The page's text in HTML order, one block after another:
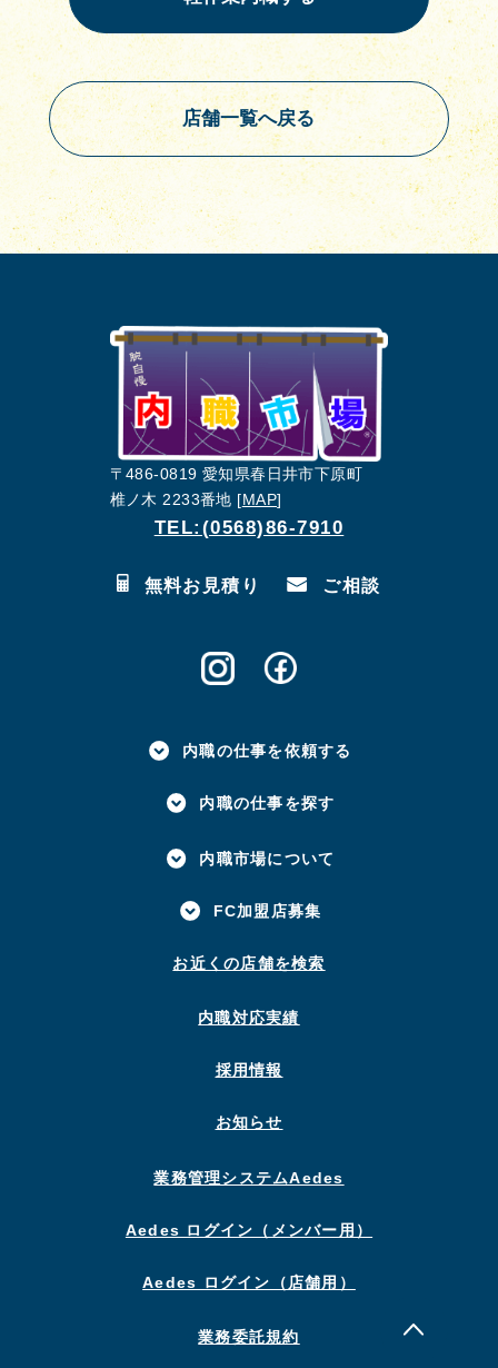
店舗一覧へ戻る
〒486-0819 愛知県春日井市下原町
椎ノ木 2233番地 [MAP]
TEL:(0568)86-7910
無料お見積り ご相談
内職の仕事を依頼する
内職の仕事を探す
内職市場について
FC加盟店募集
お近くの店舗を検索
内職対応実績
採用情報
お知らせ
業務管理システムAedes
Aedes ログイン（メンバー用）
Aedes ログイン（店舗用）
業務委託規約